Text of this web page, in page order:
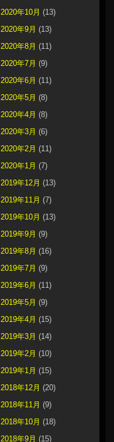
2020年10月 (13)
2020年9月 (13)
2020年8月 (11)
2020年7月 (9)
2020年6月 (11)
2020年5月 (8)
2020年4月 (8)
2020年3月 (6)
2020年2月 (11)
2020年1月 (7)
2019年12月 (13)
2019年11月 (7)
2019年10月 (13)
2019年9月 (9)
2019年8月 (16)
2019年7月 (9)
2019年6月 (11)
2019年5月 (9)
2019年4月 (15)
2019年3月 (14)
2019年2月 (10)
2019年1月 (15)
2018年12月 (20)
2018年11月 (9)
2018年10月 (18)
2018年9月 (15)